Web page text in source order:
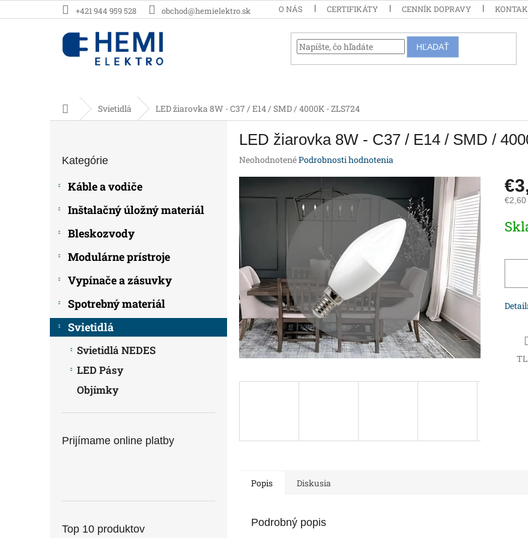
na
+421 944 959 528 obchod@hemielektro.sk O NÁS CERTIFIKÁTY CENNÍK DOPRAVY
HĽADAŤ
DomovSvietidlá LED žiarovka 8W - C37 / E14 / SMD / 4000K - ZLS724
kategórie
Kategórie
Káble a vodiče
Inštalačný úložný materiál
Bleskozvody
Modulárne prístroje
Vypínače a zásuvky
Spotrebný materiál
Svietidlá
Svietidlá NEDES
LED Pásy
Objímky
Prijímame online platby
Top 10 produktov
LED žiarovka 8W - C37 / E14 / SMD /
Priemerné
z
5
hviezdičiek.
NeohodnotenéPodrobnosti hodnotenia
€2,60
cena:
Popis Diskusia
Podrobný popis